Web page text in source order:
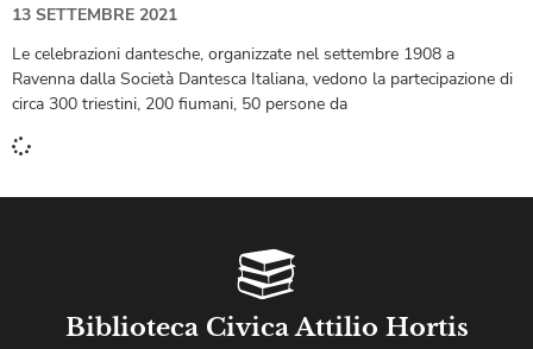
13 SETTEMBRE 2021
Le celebrazioni dantesche, organizzate nel settembre 1908 a
Ravenna dalla Società Dantesca Italiana, vedono la partecipazione di
circa 300 triestini, 200 fiumani, 50 persone da
Biblioteca Civica Attilio Hortis